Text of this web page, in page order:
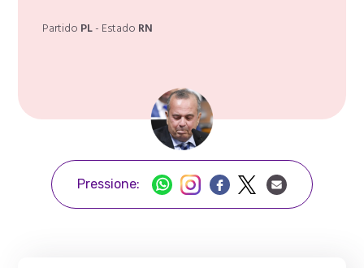
Partido PL- Estado RN
Pressione: